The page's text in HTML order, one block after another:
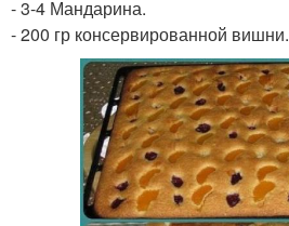
- 3-4 Мандарина.
- 200 гр консервированной вишни.